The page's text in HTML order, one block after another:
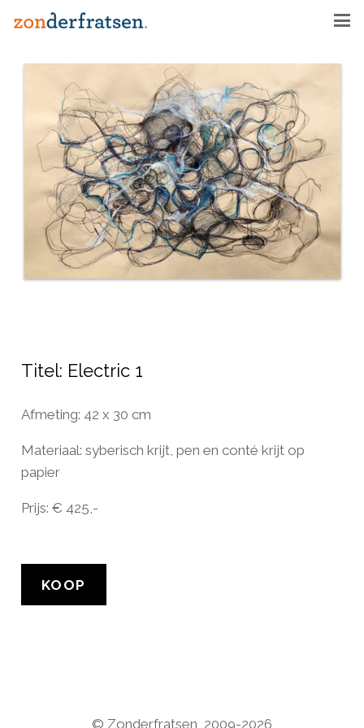
Titel: Electric 1
Afmeting: 42 x 30 cm
Materiaal: syberisch krijt, pen en conté krijt op
papier
Prijs: € 425,-
KOOP
© Zonderfratsen, 2009-2026